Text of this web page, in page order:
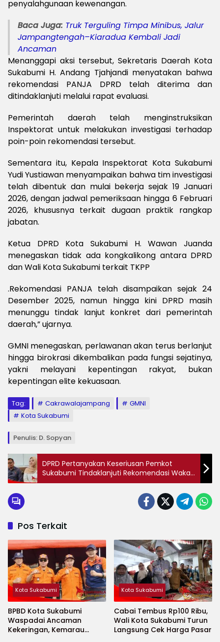
penyalahgunaan kewenangan.
Baca Juga: Truk Terguling Timpa Minibus, Jalur
Jampangtengah–Kiaradua Kembali Jadi
Ancaman
Menanggapi aksi tersebut, Sekretaris Daerah Kota
Sukabumi H. Andang Tjahjandi menyatakan bahwa
rekomendasi PANJA DPRD telah diterima dan
ditindaklanjuti melalui rapat evaluasi.
Pemerintah daerah telah menginstruksikan
Inspektorat untuk melakukan investigasi terhadap
poin-poin rekomendasi tersebut.
Sementara itu, Kepala Inspektorat Kota Sukabumi
Yudi Yustiawan menyampaikan bahwa tim investigasi
telah dibentuk dan mulai bekerja sejak 19 Januari
2026, dengan jadwal pemeriksaan hingga 6 Februari
2026, khususnya terkait dugaan praktik rangkap
jabatan.
Ketua DPRD Kota Sukabumi H. Wawan Juanda
menegaskan tidak ada kongkalikong antara DPRD
dan Wali Kota Sukabumi terkait TKPP
.Rekomendasi PANJA telah disampaikan sejak 24
Desember 2025, namun hingga kini DPRD masih
menunggu tindak lanjut konkret dari pemerintah
daerah,” ujarnya.
GMNI menegaskan, perlawanan akan terus berlanjut
hingga birokrasi dikembalikan pada fungsi sejatinya,
yakni melayani kepentingan rakyat, bukan
kepentingan elite kekuasaan.
Tag: Cakrawalajampang
GMNI
Kota Sukabumi
Penulis: D. Sopyan
DPRD Pertanyakan Keseriusan Pemkot
Sukabumi Tindaklanjuti Rekomendasi Wakaf
dan TKPP
Pos Terkait
Kota Sukabumi
BPBD Kota Sukabumi
Waspadai Ancaman
Kekeringan, Kemarau
Kota Sukabumi
Cabai Tembus Rp100 Ribu,
Wali Kota Sukabumi Turun
Langsung Cek Harga Pasar